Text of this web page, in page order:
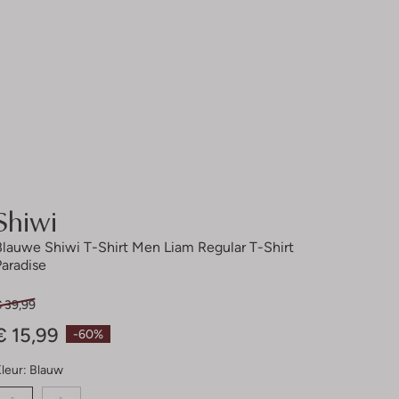
Shiwi T-Shirt Men Liam Regular T-Shirt
-60%
39,99
15,99
Blauw